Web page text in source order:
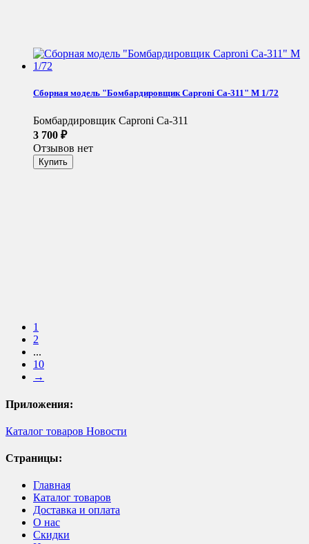
Сборная модель "Бомбардировщик Caproni Ca-311" М 1/72
Бомбардировщик Caproni Ca-311
3 700 ₽
Отзывов нет
1
2
...
10
→
Приложения:
Каталог товаров Новости
Страницы:
Главная
Каталог товаров
Доставка и оплата
О нас
Скидки